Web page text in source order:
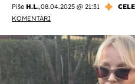
Piše H.L.,08.04.2025 @ 21:31
KOMENTARI
OMOGUĆI